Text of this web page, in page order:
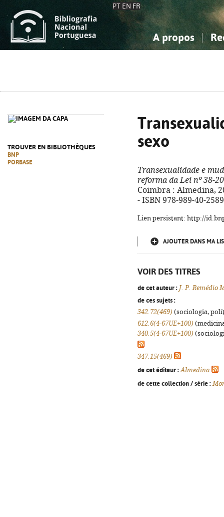
PT EN FR
A propos
TROUVER EN BIBLIOTHÈQUES
BNP
PORBASE
sexo
Transexualidade e
reforma da Lei nº 38-
Coimbra : Almedina,
- ISBN 978-989-40-
Lien persistant: http://
AJOUTER DANS MA
VOIR DES TITRES
de cet auteur : J. P. Remédio
de ces sujets :
342.72(469) (sociologia,
612.6(4-67UE+100)
340.5(4-67UE+100)
347.15(469)
de cet éditeur : Almedina
de cette collection / série :